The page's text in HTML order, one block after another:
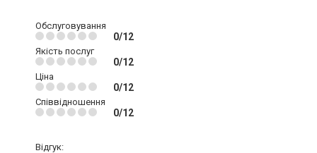
Обслуговування
0/12
Якість послуг
0/12
Ціна
0/12
Співвідношення
0/12
Відгук: